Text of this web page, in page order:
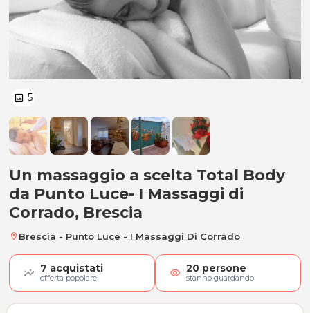
image 5
Un massaggio a scelta Total
Un massaggio a scelta Total Body
da Punto Luce- I Massaggi di
Corrado, Brescia
location_on Brescia - Punto Luce - I Massaggi Di Corrado
7 acquistati
offerta popolare visibility 20 persone
stanno guardando